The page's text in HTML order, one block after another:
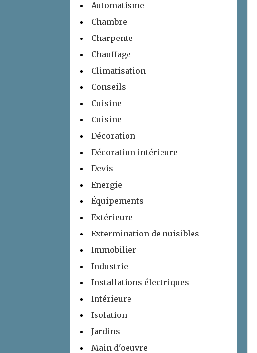
Automatisme
Chambre
Charpente
Chauffage
Climatisation
Conseils
Cuisine
Cuisine
Décoration
Décoration intérieure
Devis
Energie
Équipements
Extérieure
Extermination de nuisibles
Immobilier
Industrie
Installations électriques
Intérieure
Isolation
Jardins
Main d'oeuvre